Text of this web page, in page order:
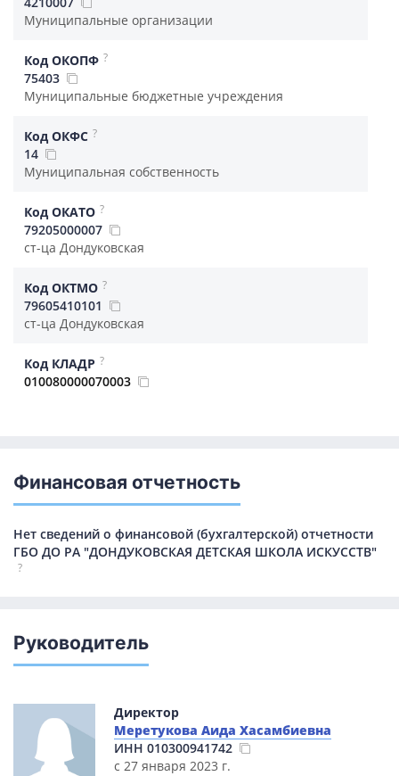
Муниципальные организации
Код ОКОПФ ?
75403
Муниципальные бюджетные учреждения
Код ОКФС ?
14
Муниципальная собственность
Код ОКАТО ?
79205000007
ст-ца Дондуковская
Код ОКТМО ?
79605410101
ст-ца Дондуковская
Код КЛАДР ?
010080000070003
Финансовая отчетность
Нет сведений о финансовой (бухгалтерской) отчетности
ГБО ДО РА "ДОНДУКОВСКАЯ ДЕТСКАЯ ШКОЛА ИСКУССТВ"
?
Руководитель
Директор
Меретукова Аида Хасамбиевна
ИНН 010300941742
с 27 января 2023 г.